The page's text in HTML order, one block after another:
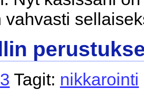
vahvasti
Tagit: nikkarointi